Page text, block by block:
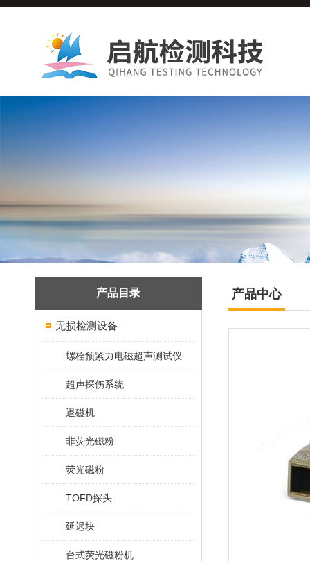
产品目录
无损检测设备
螺栓预紧力电磁超声测试仪
超声探伤系统
退磁机
非荧光磁粉
荧光磁粉
TOFD探头
延迟块
台式荧光磁粉机
产品中心